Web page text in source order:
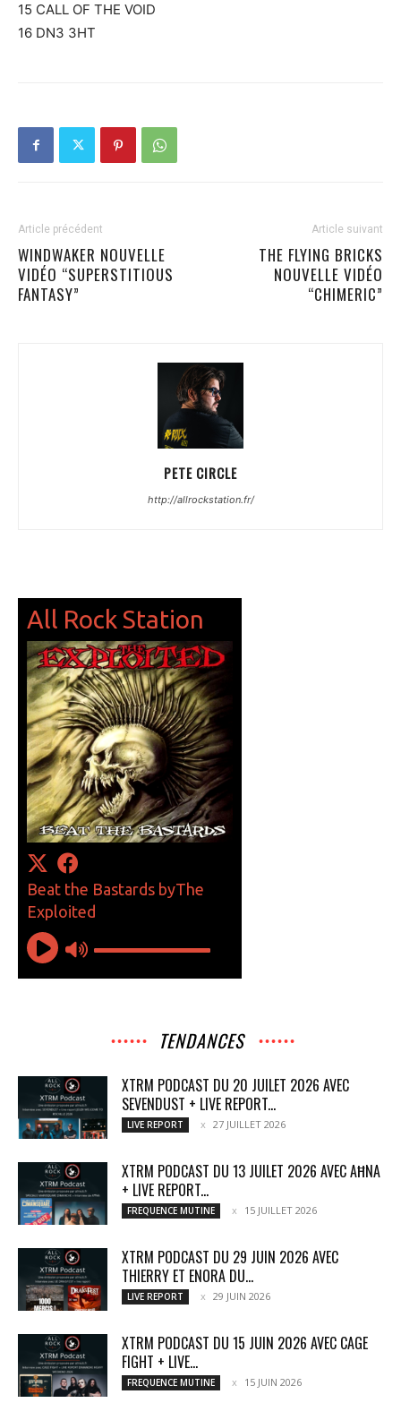
15 CALL OF THE VOID
16 DN3 3HT
Article précédent
WINDWAKER NOUVELLE
VIDÉO “SUPERSTITIOUS
FANTASY”
Article suivant
THE FLYING BRICKS
NOUVELLE VIDÉO
“CHIMERIC”
PETE CIRCLE
http://allrockstation.fr/
TENDANCES
XTRM PODCAST DU 20 JUILET 2026 AVEC
SEVENDUST + LIVE REPORT...
LIVE REPORT 27 JUILLET 2026
XTRM PODCAST DU 13 JUILET 2026 AVEC AĦNA
+ LIVE REPORT...
FREQUENCE MUTINE 15 JUILLET 2026
XTRM PODCAST DU 29 JUIN 2026 AVEC
THIERRY ET ENORA DU...
LIVE REPORT 29 JUIN 2026
XTRM PODCAST DU 15 JUIN 2026 AVEC CAGE
FIGHT + LIVE...
FREQUENCE MUTINE 15 JUIN 2026